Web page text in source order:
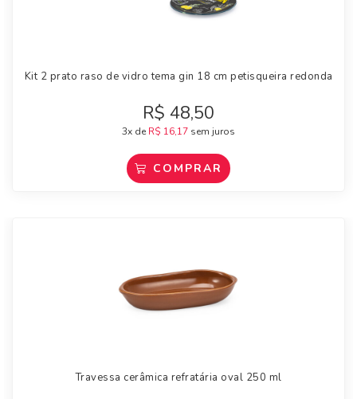
Kit 2 prato raso de vidro tema gin 18 cm petisqueira redonda
R$ 48,50
3x de R$ 16,17 sem juros
COMPRAR
Travessa cerâmica refratária oval 250 ml